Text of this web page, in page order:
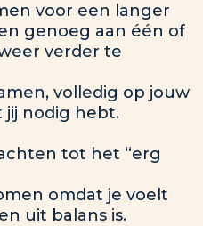
voor een langer
genoeg aan één of
verder te
volledig op jouw
nodig hebt.
tot het “erg
omdat je voelt
uit balans is.